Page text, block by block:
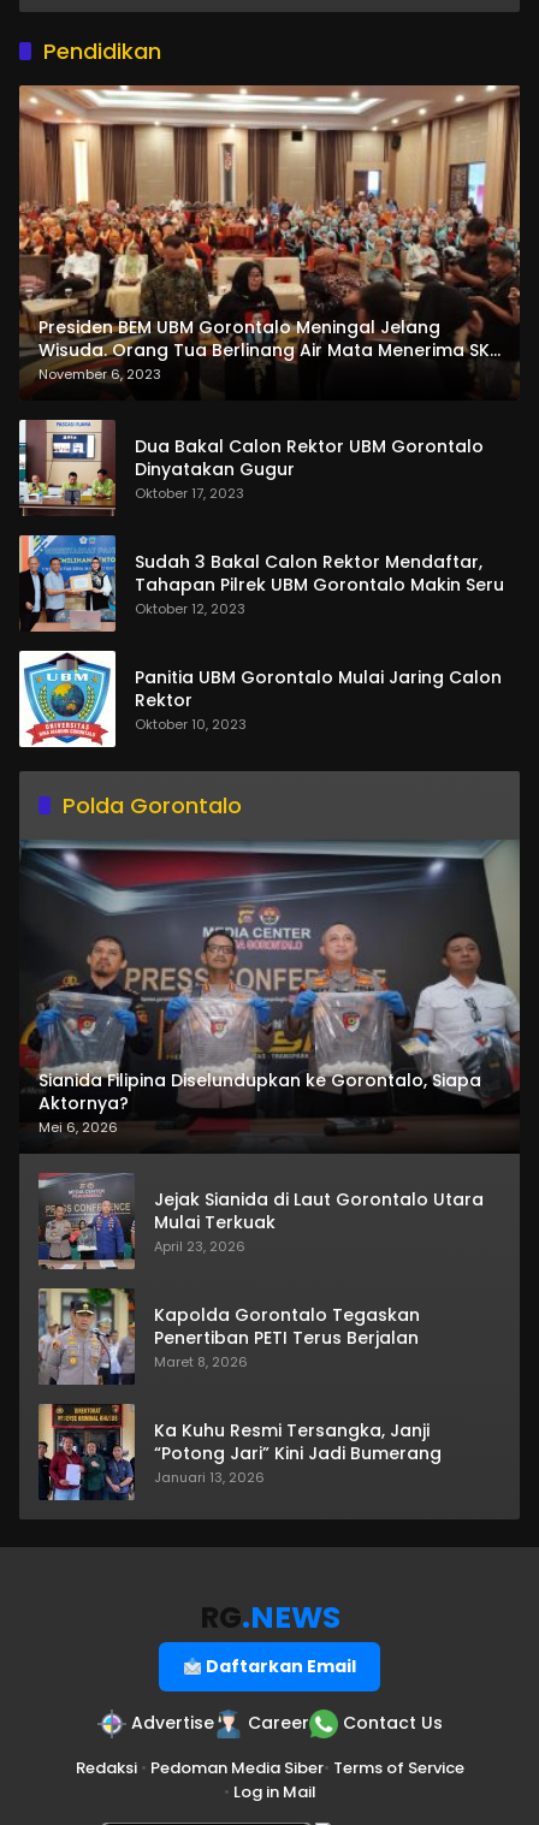
Pendidikan
Presiden BEM UBM Gorontalo Meningal Jelang
Wisuda. Orang Tua Berlinang Air Mata Menerima SKL
dan Pemasangan Salempang
November 6, 2023
Dua Bakal Calon Rektor UBM Gorontalo
Dinyatakan Gugur
Oktober 17, 2023
Sudah 3 Bakal Calon Rektor Mendaftar,
Tahapan Pilrek UBM Gorontalo Makin Seru
Oktober 12, 2023
Panitia UBM Gorontalo Mulai Jaring Calon
Rektor
Oktober 10, 2023
Polda Gorontalo
Sianida Filipina Diselundupkan ke Gorontalo, Siapa
Aktornya?
Mei 6, 2026
Jejak Sianida di Laut Gorontalo Utara
Mulai Terkuak
April 23, 2026
Kapolda Gorontalo Tegaskan
Penertiban PETI Terus Berjalan
Maret 8, 2026
Ka Kuhu Resmi Tersangka, Janji
“Potong Jari” Kini Jadi Bumerang
Januari 13, 2026
RG.NEWS
Daftarkan Email
Advertise Career Contact Us
Redaksi• Pedoman Media Siber• Terms of Service
• Log in Mail